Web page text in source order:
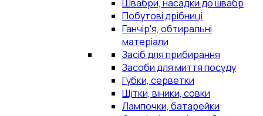
Швабри, насадки до швабр
Побутові дрібниці
Ганчір'я, обтиральні
матеріали
Засіб для прибирання
Засоби для миття посуду
Губки, серветки
Щітки, віники, совки
Лампочки, батарейки